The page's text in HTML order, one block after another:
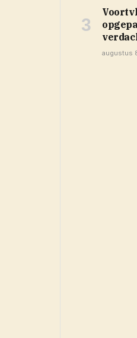
augustus